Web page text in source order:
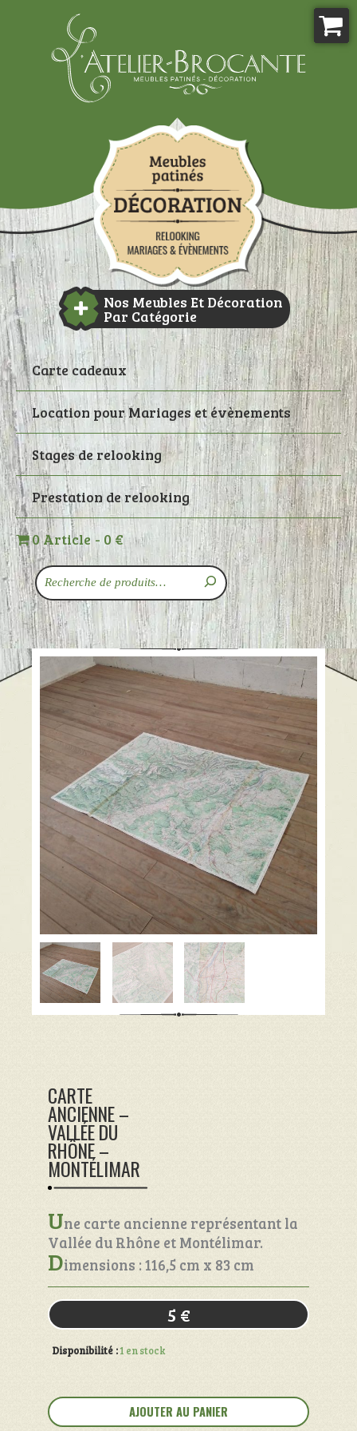
Nos Meubles Et Décoration
Par Catégorie
Carte cadeaux
Location pour Mariages et évènements
Stages de relooking
Prestation de relooking
0 Article 0 €
Recherche
Une carte ancienne représentant la
Vallée du Rhône et Montélimar.
Dimensions : 116,5 cm x 83 cm
CARTE
ANCIENNE –
VALLÉE DU
RHÔNE –
MONTÉLIMAR
5 €
Disponibilité :1 en stock
de
Carte
AJOUTER AU PANIER